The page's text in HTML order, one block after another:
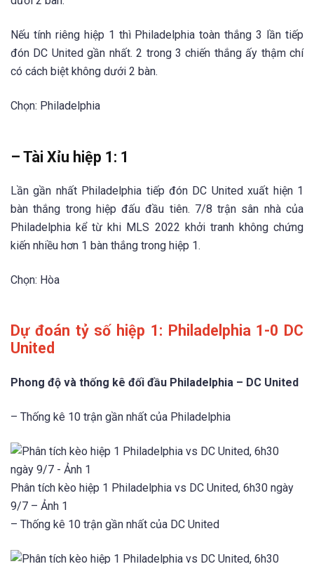
Nếu tính riêng hiệp 1 thì Philadelphia toàn thắng 3 lần tiếp
đón DC United gần nhất. 2 trong 3 chiến thắng ấy thậm chí
có cách biệt không dưới 2 bàn.
Chọn: Philadelphia
– Tài Xỉu hiệp 1: 1
Lần gần nhất Philadelphia tiếp đón DC United xuất hiện 1
bàn thắng trong hiệp đấu đầu tiên. 7/8 trận sân nhà của
Philadelphia kể từ khi MLS 2022 khởi tranh không chứng
kiến nhiều hơn 1 bàn thắng trong hiệp 1.
Chọn: Hòa
Dự đoán tỷ số hiệp 1: Philadelphia 1-0 DC
United
Phong độ và thống kê đối đầu Philadelphia – DC United
– Thống kê 10 trận gần nhất của Philadelphia
Phân tích kèo hiệp 1 Philadelphia vs DC United, 6h30 ngày
9/7 – Ảnh 1
– Thống kê 10 trận gần nhất của DC United